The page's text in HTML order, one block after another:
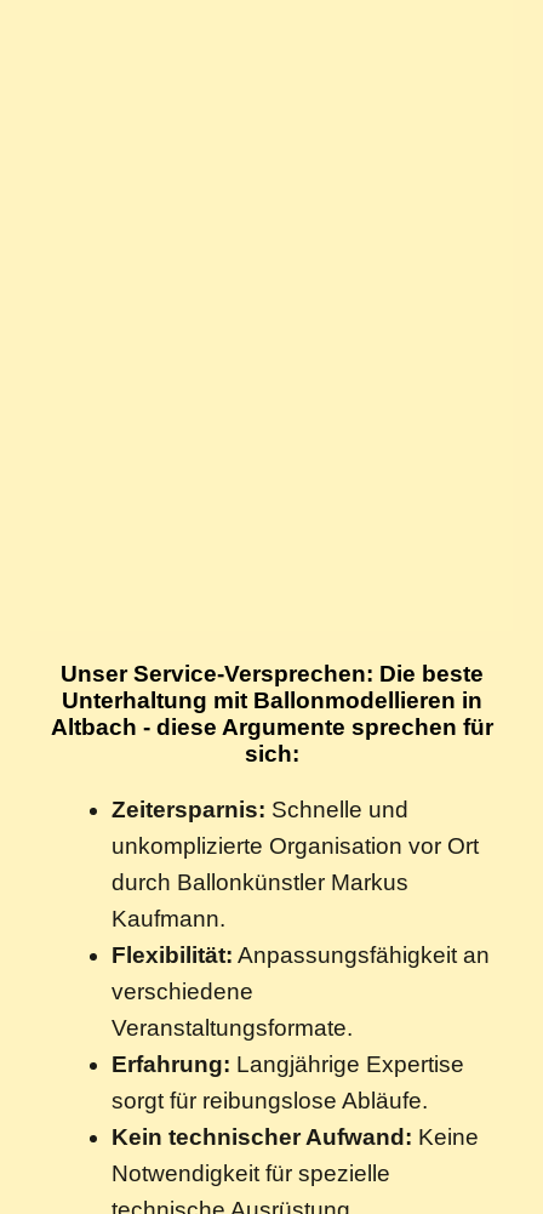
Unser Service-Versprechen: Die beste
Unterhaltung mit Ballonmodellieren in
Altbach - diese Argumente sprechen für
sich:
Zeitersparnis: Schnelle und
unkomplizierte Organisation vor Ort
durch Ballonkünstler Markus
Kaufmann.
Flexibilität: Anpassungsfähigkeit an
verschiedene
Veranstaltungsformate.
Erfahrung: Langjährige Expertise
sorgt für reibungslose Abläufe.
Kein technischer Aufwand: Keine
Notwendigkeit für spezielle